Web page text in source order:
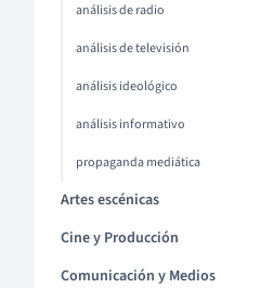
análisis de radio
análisis de televisión
análisis ideológico
análisis informativo
propaganda mediática
Artes escénicas
Cine y Producción
Comunicación y Medios